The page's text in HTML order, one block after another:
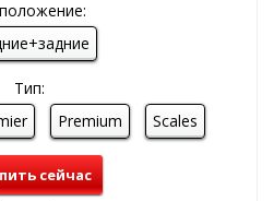
Тип:
Premium Scales
сейчас